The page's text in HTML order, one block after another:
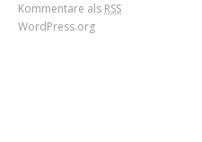
Kommentare als RSS
WordPress.org